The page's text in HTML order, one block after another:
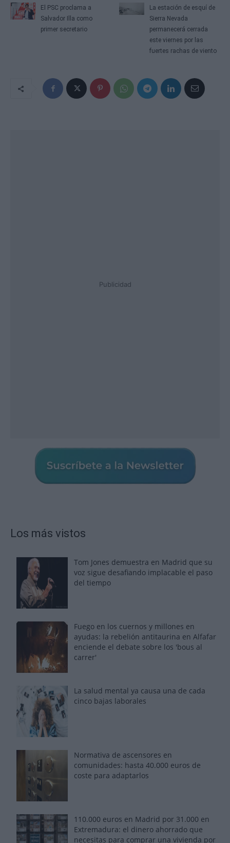
El PSC proclama a
Salvador Illa como
primer secretario
La estación de esquí de
Sierra Nevada
permanecerá cerrada
este viernes por las
fuertes rachas de viento
Publicidad
Los más vistos
Tom Jones demuestra en Madrid que su
voz sigue desafiando implacable el paso
del tiempo
Fuego en los cuernos y millones en
ayudas: la rebelión antitaurina en Alfafar
enciende el debate sobre los 'bous al
carrer'
La salud mental ya causa una de cada
cinco bajas laborales
Normativa de ascensores en
comunidades: hasta 40.000 euros de
coste para adaptarlos
110.000 euros en Madrid por 31.000 en
Extremadura: el dinero ahorrado que
necesitas para comprar una vivienda por